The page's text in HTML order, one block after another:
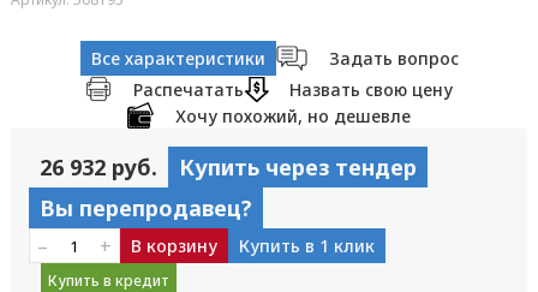
Все характеристики
Задать вопрос
Распечатать
Назвать свою цену
Хочу похожий, но дешевле
26 932 руб.
Купить через тендер
Вы перепродавец?
– + В корзину Купить в 1 клик
Купить в кредит